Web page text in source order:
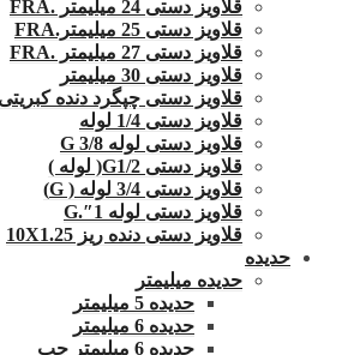
قلاویز دستی 24 میلیمتر .FRA
قلاویز دستی 25 میلیمتر.FRA
قلاویز دستی 27 میلیمتر .FRA
قلاویز دستی 30 میلیمتر
قلاویز دستی چپگرد دنده کبریتی TR 3X12
قلاویز دستی 1/4 لوله
قلاویز دستی لوله G 3/8
قلاویز دستی G1/2( لوله )
قلاویز دستی 3/4 لوله ( G)
قلاویز دستی لوله 1″.G
قلاویز دستی دنده ریز 10X1.25
حدیده
حدیده میلیمتر
حدیده 5 میلیمتر
حدیده 6 میلیمتر
حدیده 6 میلیمتر چپ